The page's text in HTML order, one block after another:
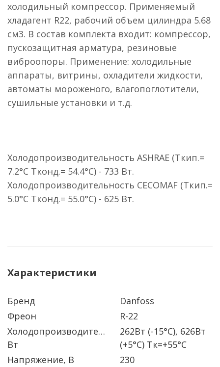
холодильный компрессор. Применяемый
хладагент R22, рабочий объем цилиндра 5.68
см3. В состав комплекта входит: компрессор,
пускозащитная арматура, резиновые
виброопоры. Применение: холодильные
аппараты, витрины, охладители жидкости,
автоматы мороженого, влагопоглотители,
сушильные установки и т.д.
Холодопроизводительность ASHRAE (Ткип.=
7.2°C Тконд.= 54.4°C) - 733 Вт.
Холодопроизводительность CECOMAF (Ткип.=
5.0°C Тконд.= 55.0°C) - 625 Вт.
Характеристики
Бренд
Danfoss
Фреон
R-22
Холодопроизводительность
Вт
262Вт (-15°C), 626Вт
(+5°C) Тк=+55°C
Напряжение, В
230